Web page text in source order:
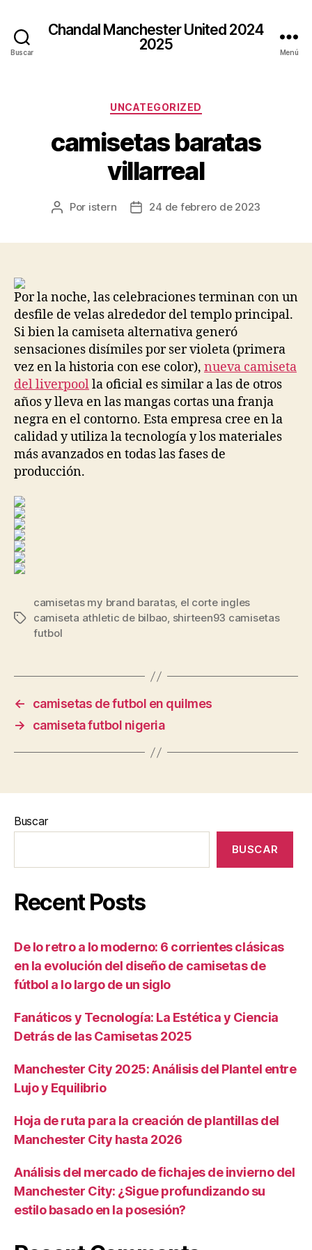
Buscar
Chandal Manchester United 2024
2025
Menú
Categorías
UNCATEGORIZED
camisetas baratas
villarreal
Autor
Por istern
Fecha24 de febrero de 2023
Por la noche, las celebraciones terminan con un
desfile de velas alrededor del templo principal.
Si bien la camiseta alternativa generó
sensaciones disímiles por ser violeta (primera
vez en la historia con ese color), nueva camiseta
del liverpoolla oficial es similar a las de otros
años y lleva en las mangas cortas una franja
negra en el contorno. Esta empresa cree en la
calidad y utiliza la tecnología y los materiales
más avanzados en todas las fases de
producción.
Etiquetas
camisetas my brand baratas, el corte ingles
camiseta athletic de bilbao, shirteen93 camisetas
futbol
←
camisetas de futbol en quilmes
→
camiseta futbol nigeria
Buscar
BUSCAR
Recent Posts
De lo retro a lo moderno: 6 corrientes clásicas
en la evolución del diseño de camisetas de
fútbol a lo largo de un siglo
Fanáticos y Tecnología: La Estética y Ciencia
Detrás de las Camisetas 2025
Manchester City 2025: Análisis del Plantel entre
Lujo y Equilibrio
Hoja de ruta para la creación de plantillas del
Manchester City hasta 2026
Análisis del mercado de fichajes de invierno del
Manchester City: ¿Sigue profundizando su
estilo basado en la posesión?